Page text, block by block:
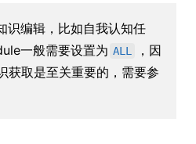
识编辑，比如自我认知任
一般需要设置为 ALL
，因
获取是至关重要的，需要参